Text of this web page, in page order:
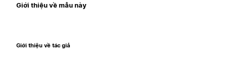
Giới thiệu về mẫu này
Giới thiệu về tác giả